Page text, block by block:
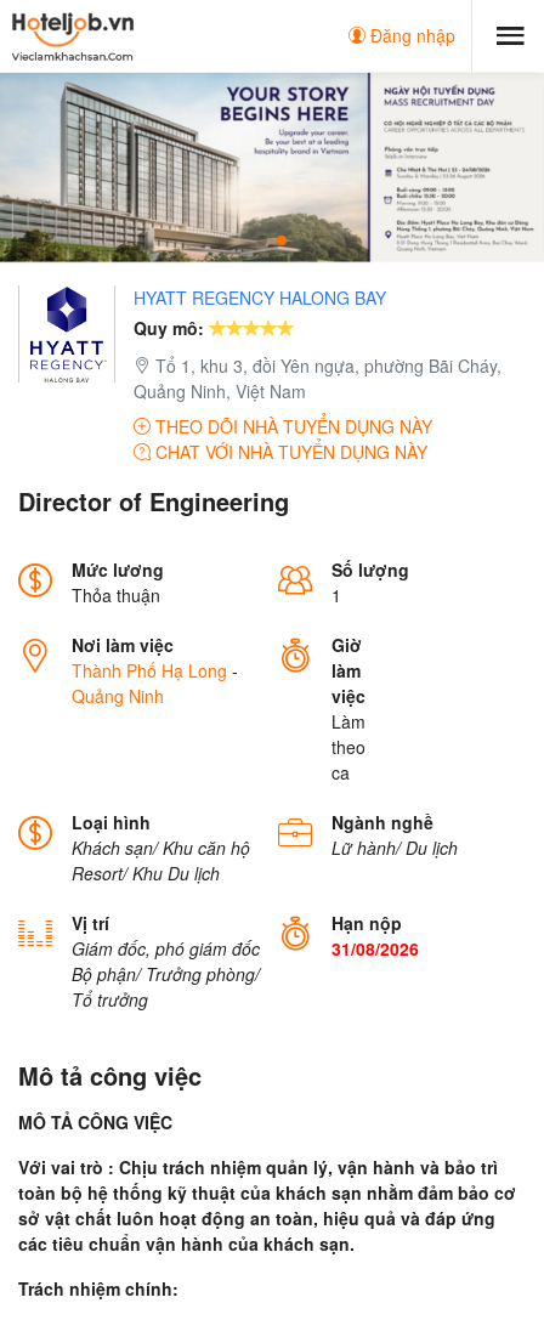
Đăng nhập
HYATT REGENCY HALONG BAY
Quy mô:
Tổ 1, khu 3, đồi Yên ngựa, phường Bãi Cháy,
Quảng Ninh, Việt Nam
THEO DÕI NHÀ TUYỂN DỤNG NÀY
CHAT VỚI NHÀ TUYỂN DỤNG NÀY
Director of Engineering
Mức lương
Thỏa thuận
Số lượng
1
Nơi làm việc
Thành Phố Hạ Long -
Quảng Ninh
Giờ
làm
việc
Làm
theo
ca
Loại hình
Khách sạn/ Khu căn hộ
Resort/ Khu Du lịch
Ngành nghề
Lữ hành/ Du lịch
Vị trí
Giám đốc, phó giám đốc
Bộ phận/ Trưởng phòng/
Tổ trưởng
Hạn nộp
31/08/2026
Mô tả công việc
MÔ TẢ CÔNG VIỆC
Với vai trò : Chịu trách nhiệm quản lý, vận hành và bảo trì
toàn bộ hệ thống kỹ thuật của khách sạn nhằm đảm bảo cơ
sở vật chất luôn hoạt động an toàn, hiệu quả và đáp ứng
các tiêu chuẩn vận hành của khách sạn.
Trách nhiệm chính: